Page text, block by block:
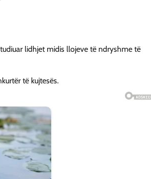
lidhjet midis llojeve të ndryshme të
të kujtesës.